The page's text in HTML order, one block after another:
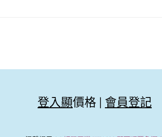
登入顯價格 | 會員登記